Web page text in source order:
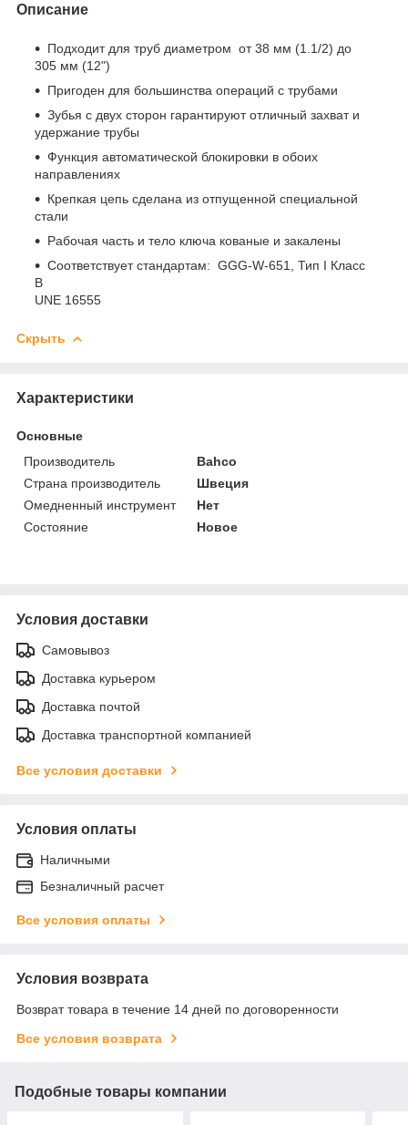
Описание
Подходит для труб диаметром от 38 мм (1.1/2) до
305 мм (12")
Пригоден для большинства операций с трубами
Зубья с двух сторон гарантируют отличный захват и
удержание трубы
Функция автоматической блокировки в обоих
направлениях
Крепкая цепь сделана из отпущенной специальной
стали
Рабочая часть и тело ключа кованые и закалены
Соответствует стандартам: GGG-W-651, Тип I Класс
B
UNE 16555
Скрыть
Характеристики
Основные
Производитель
Bahco
Страна производитель
Швеция
Омедненный инструмент
Нет
Состояние
Новое
Условия доставки
Самовывоз
Доставка курьером
Доставка почтой
Доставка транспортной компанией
Все условия доставки
Условия оплаты
Наличными
Безналичный расчет
Все условия оплаты
Условия возврата
Возврат товара в течение 14 дней по договоренности
Все условия возврата
Подобные товары компании